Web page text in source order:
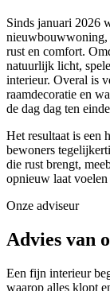
Sinds januari 2026
nieuwbouwwoning,
rust en comfort.
natuurlijk licht,
interieur. Overal is
raamdecoratie en
de dag dag ten
Het resultaat is een
bewoners
die rust brengt,
opnieuw laat
Onze adviseur
Advies van
Een fijn interieur
waarop alles klopt